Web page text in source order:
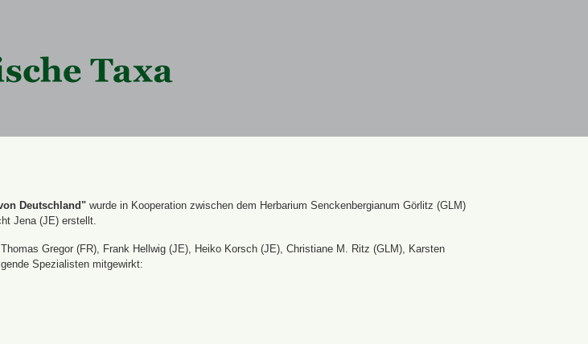
Deutschland" wurde in Kooperation zwischen dem Herbarium Senckenbergianum Görlitz (GLM)
Jena (JE) erstellt.
Gregor (FR), Frank Hellwig (JE), Heiko Korsch (JE), Christiane M. Ritz (GLM), Karsten
Spezialisten mitgewirkt: